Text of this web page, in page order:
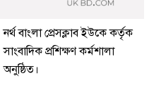
নর্থ বাংলা প্রেসক্লাব ইউকে কর্তৃক
সাংবাদিক প্রশিক্ষণ কর্মশালা
অনুষ্ঠিত।